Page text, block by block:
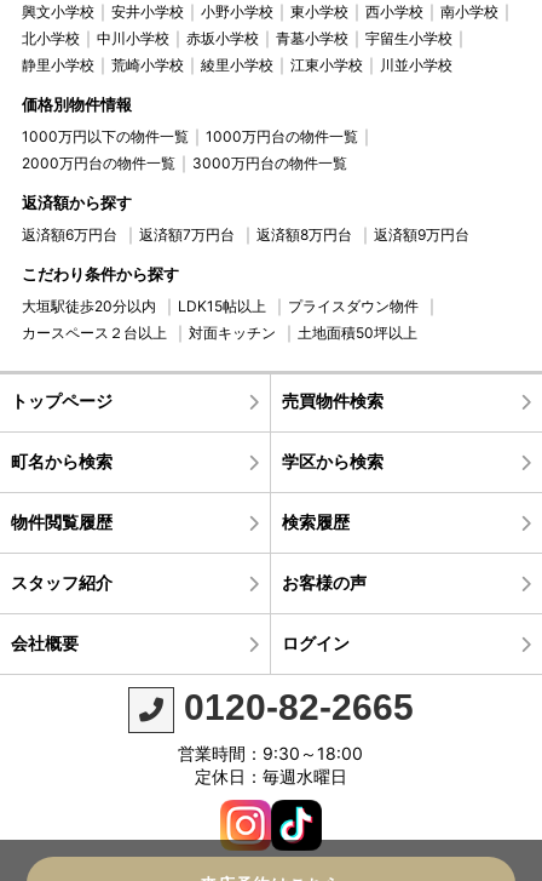
興文小学校 安井小学校 小野小学校 東小学校 西小学校
南小学校
北小学校
中川小学校 赤坂小学校 青墓小学校
宇留生小学校
静里小学校
荒崎小学校 綾里小学校 江東小学校 川並小学校
価格別物件情報
1000万円以下の物件一覧
1000万円台の物件一覧
2000万円台の物件一覧
3000万円台の物件一覧
返済額から探す
返済額6万円台 返済額7万円台 返済額8万円台 返済額9万円台
こだわり条件から探す
大垣駅徒歩20分以内 LDK15帖以上
プライスダウン物件
カースペース２台以上
対面キッチン 土地面積50坪以上
トップページ 売買物件検索
町名から検索 学区から検索
物件閲覧履歴 検索履歴
スタッフ紹介 お客様の声
会社概要 ログイン
0120-82-2665
営業時間：9:30～18:00
定休日：毎週水曜日